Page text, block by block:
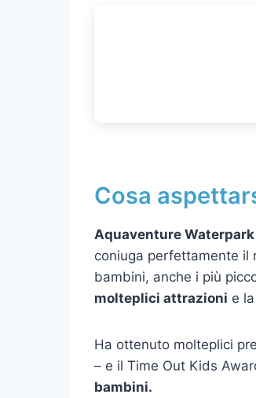
Cosa
Aquaventure Waterpark
coniuga perfettamente il
bambini, anche i più
molteplici attrazioni e
Ha ottenuto molteplici
– e il Time Out Kids
bambini.